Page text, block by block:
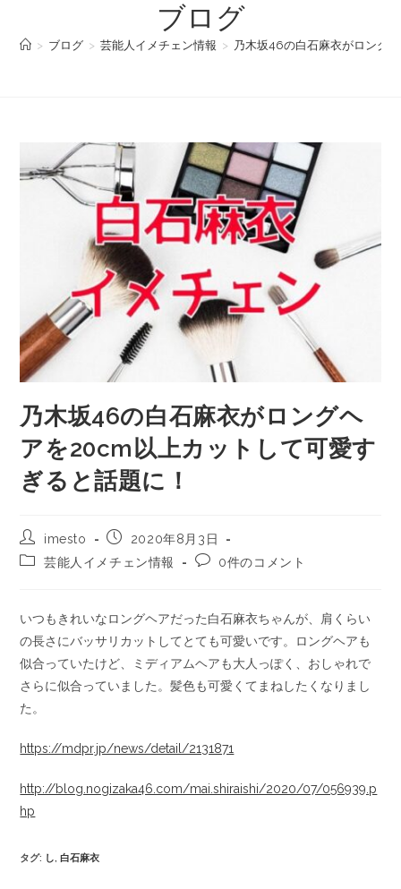
ブログ
> ブログ > 芸能人イメチェン情報 > 乃木坂46の白石麻衣がロング
乃木坂46の白石麻衣がロングヘ
アを20cm以上カットして可愛す
ぎると話題に！
imesto
2020年8月3日
芸能人イメチェン情報
0件のコメント
いつもきれいなロングヘアだった白石麻衣ちゃんが、肩くらい
の長さにバッサリカットしてとても可愛いです。ロングヘアも
似合っていたけど、ミディアムヘアも大人っぽく、おしゃれで
さらに似合っていました。髪色も可愛くてまねしたくなりまし
た。
https://mdpr.jp/news/detail/2131871
http://blog.nogizaka46.com/mai.shiraishi/2020/07/056939.p
hp
タグ: し, 白石麻衣